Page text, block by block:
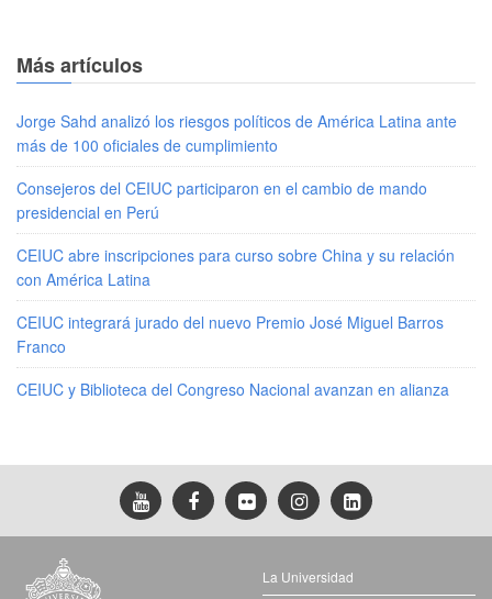
Más artículos
Jorge Sahd analizó los riesgos políticos de América Latina ante
más de 100 oficiales de cumplimiento
Consejeros del CEIUC participaron en el cambio de mando
presidencial en Perú
CEIUC abre inscripciones para curso sobre China y su relación
con América Latina
CEIUC integrará jurado del nuevo Premio José Miguel Barros
Franco
CEIUC y Biblioteca del Congreso Nacional avanzan en alianza
La Universidad